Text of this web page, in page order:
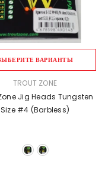
ВАРИАНТЫ
TROUT ZONE
Jig Heads Tungsten
Size #4 (barbless)